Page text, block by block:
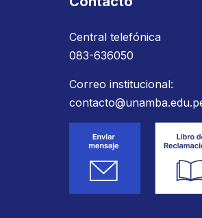
Central telefónica
083-636050
Correo institucional: